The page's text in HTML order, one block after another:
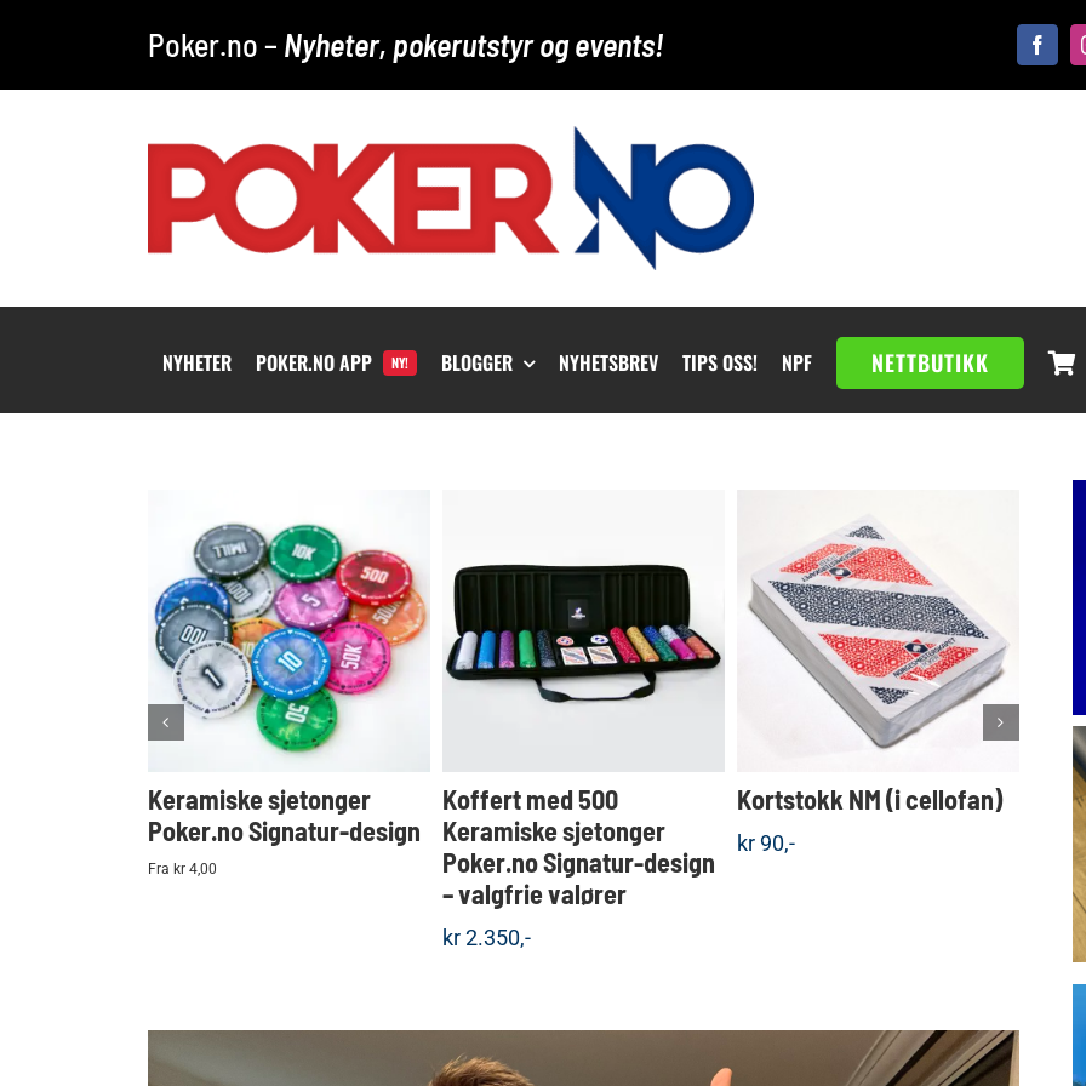
Poker.no – Nyheter, pokerutstyr og events!
NYHETER POKER.NO APP NY! BLOGGER NYHETSBREV TIPS OSS! NPF NETTBUTIKK
KJØP
Detaljer
Keramiske sjetonger
Poker.no Signatur-design
Fra kr 4,00
KJØP
Detaljer
Koffert med 500
Keramiske sjetonger
Poker.no Signatur-design
– valgfrie valører
kr2.350,-
KJØPDette
produktet
har
flere
varianter.
Alternativene
på
produktsiden
Detaljer
Kortstokk NM (i cellofan)
kr90,-